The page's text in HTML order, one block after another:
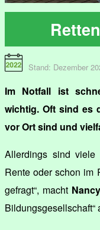
Stand: Dezember
Im Notfall ist
wichtig. Oft sind es
vor Ort sind und
Allerdings sind
Rente oder schon im
gefragt“, macht